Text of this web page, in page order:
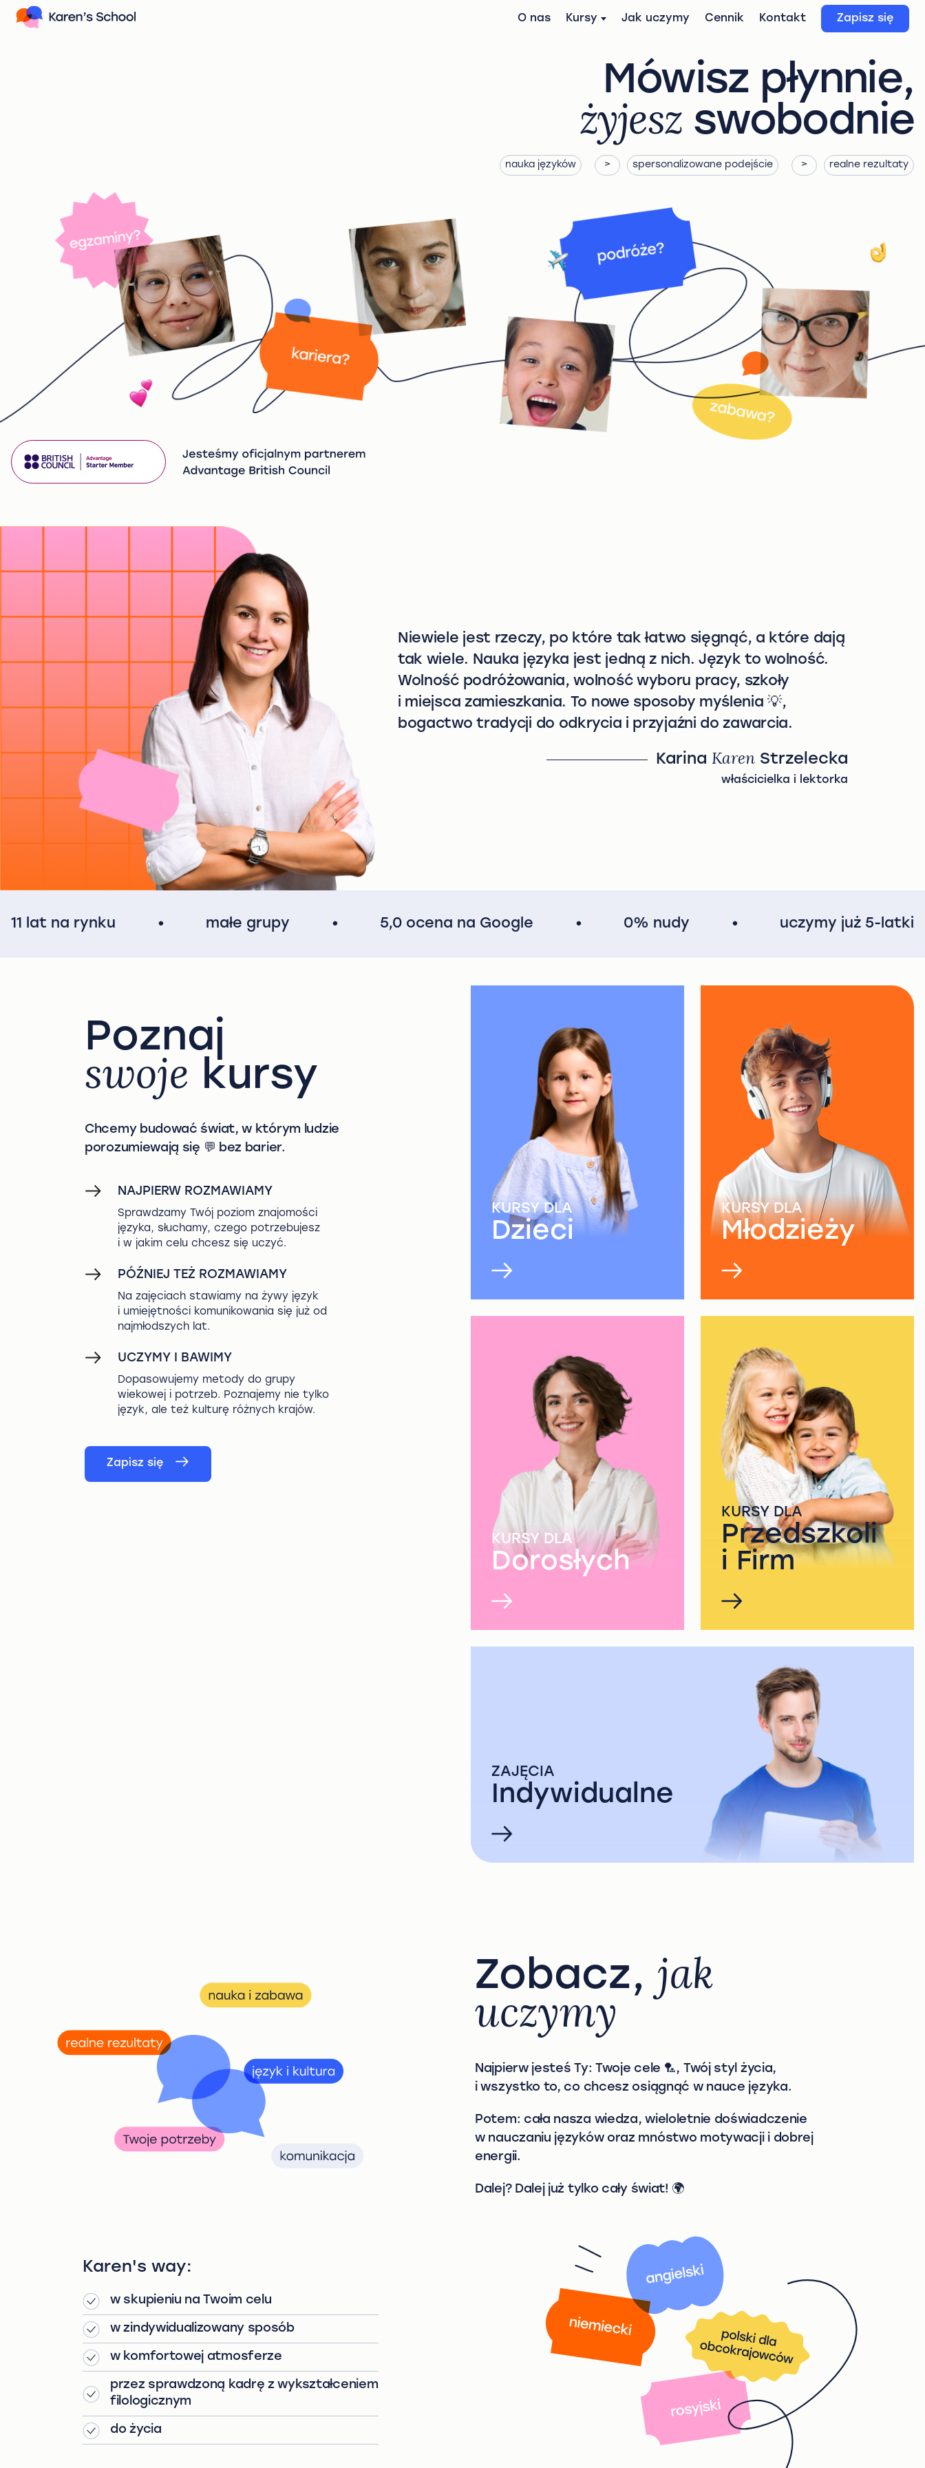
O nas Kursy Jak uczymy Cennik Kontakt Zapisz się
Mówisz płynnie,
żyjesz swobodnie
nauka języków spersonalizowane podejście realne rezultaty
Niewiele jest rzeczy, po które tak łatwo sięgnąć, a które dają
tak wiele. Nauka języka jest jedną z nich. Język to wolność.
Wolność podróżowania, wolność wyboru pracy, szkoły
i miejsca zamieszkania. To nowe sposoby myślenia 💡,
bogactwo tradycji do odkrycia i przyjaźni do zawarcia.
Karina KarenStrzelecka
właścicielka i lektorka
11 lat na rynku • małe grupy • 5,0 ocena na Google • 0% nudy • uczymy już 5-latki
Poznaj
swoje kursy
Chcemy budować świat, w którym ludzie
porozumiewają się 💬 bez barier.
NAJPIERW ROZMAWIAMY
Sprawdzamy Twój poziom znajomości
języka, słuchamy, czego potrzebujesz
i w jakim celu chcesz się uczyć.
PÓŹNIEJ TEŻ ROZMAWIAMY
Na zajęciach stawiamy na żywy język
i umiejętności komunikowania się już od
najmłodszych lat.
UCZYMY I BAWIMY
Dopasowujemy metody do grupy
wiekowej i potrzeb. Poznajemy nie tylko
język, ale też kulturę różnych krajów.
Zapisz się
KURSY DLA
Dzieci
KURSY DLA
Młodzieży
KURSY DLA
Dorosłych
KURSY DLA
Przedszkoli
i Firm
ZAJĘCIA
Indywidualne
Zobacz, jak
uczymy
Najpierw jesteś Ty: Twoje cele 🏸, Twój styl życia,
i wszystko to, co chcesz osiągnąć w nauce języka.
Potem: cała nasza wiedza, wieloletnie doświadczenie
w nauczaniu języków oraz mnóstwo motywacji i dobrej
energii.
Dalej? Dalej już tylko cały świat! 🌍
Karen's way:
w skupieniu na Twoim celu
w zindywidualizowany sposób
w komfortowej atmosferze
przez sprawdzoną kadrę z wykształceniem
filologicznym
do życia